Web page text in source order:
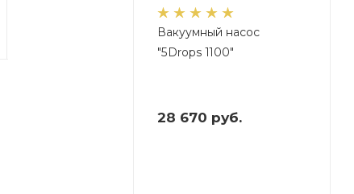
Вакуумный насос
"5Drops 1100"
28 670 руб.